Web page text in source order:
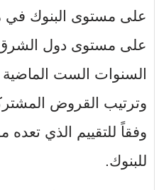
على مستوى البنوك في
على مستوى دول الشرق
السنوات الست
وترتيب القروض
وفقاً للتقييم الذي تعده
للبنوك.